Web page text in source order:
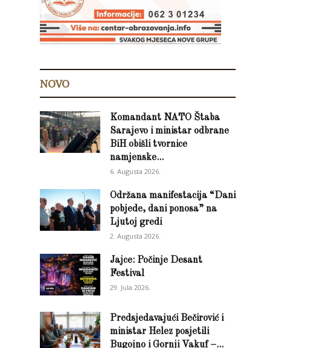
NOVO
Komandant NATO Štaba
Sarajevo i ministar odbrane
BiH obišli tvornice
namjenske...
6. Augusta 2026.
Održana manifestacija “Dani
pobjede, dani ponosa” na
Ljutoj gredi
2. Augusta 2026.
Jajce: Počinje Desant
Festival
29. Jula 2026.
Predsjedavajući Bečirović i
ministar Helez posjetili
Bugojno i Gornji Vakuf –...